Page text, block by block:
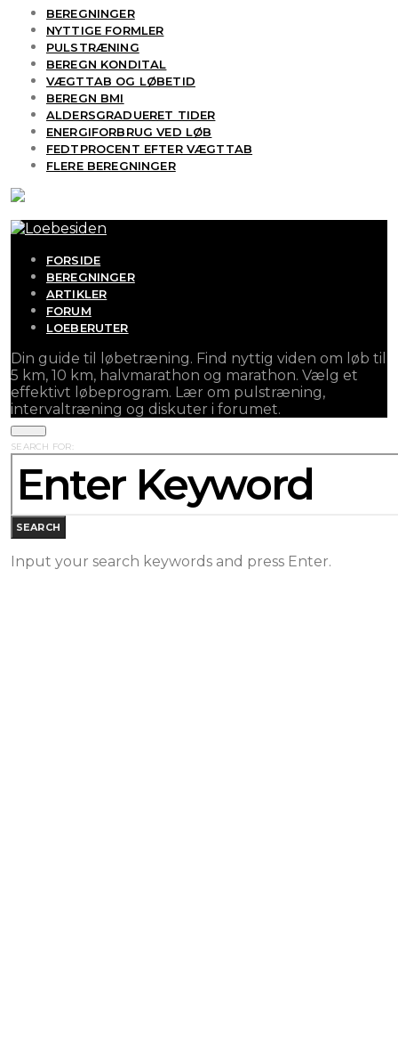
BEREGNINGER
NYTTIGE FORMLER
PULSTRÆNING
BEREGN KONDITAL
VÆGTTAB OG LØBETID
BEREGN BMI
ALDERSGRADUERET TIDER
ENERGIFORBRUG VED LØB
FEDTPROCENT EFTER VÆGTTAB
FLERE BEREGNINGER
FORSIDE
BEREGNINGER
ARTIKLER
FORUM
LOEBERUTER
Din guide til løbetræning. Find nyttig viden om løb til
5 km, 10 km, halvmarathon og marathon. Vælg et
effektivt løbeprogram. Lær om pulstræning,
intervaltræning og diskuter i forumet.
SEARCH FOR:
SEARCH
Input your search keywords and press Enter.